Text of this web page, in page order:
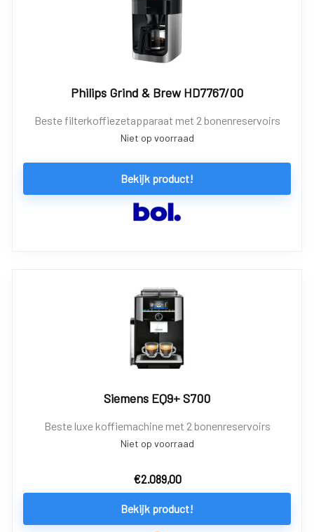
Philips Grind & Brew HD7767/00
Beste filterkoffiezetapparaat met 2 bonenreservoirs
Niet op voorraad
Bekijk product!
Siemens EQ9+ S700
Beste luxe koffiemachine met 2 bonenreservoirs
Niet op voorraad
€2.089,00
Bekijk product!